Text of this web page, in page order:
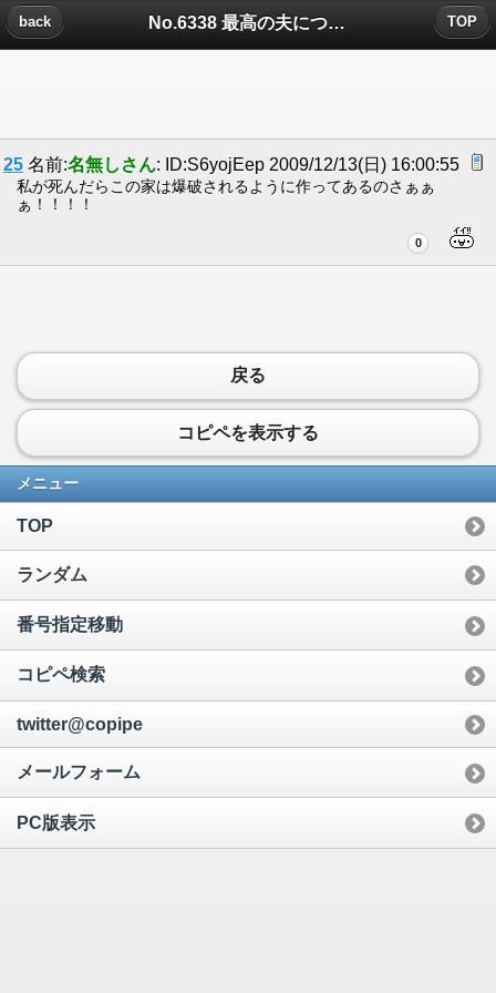
No.6338 最高の夫についたコメント
back TOP
25 名前:名無しさん: ID:S6yojEep 2009/12/13(日) 16:00:55
私が死んだらこの家は爆破されるように作ってあるのさぁぁ
ぁ！！！！
0
戻る
コピペを表示する
メニュー
TOP
ランダム
番号指定移動
コピペ検索
twitter@copipe
メールフォーム
PC版表示